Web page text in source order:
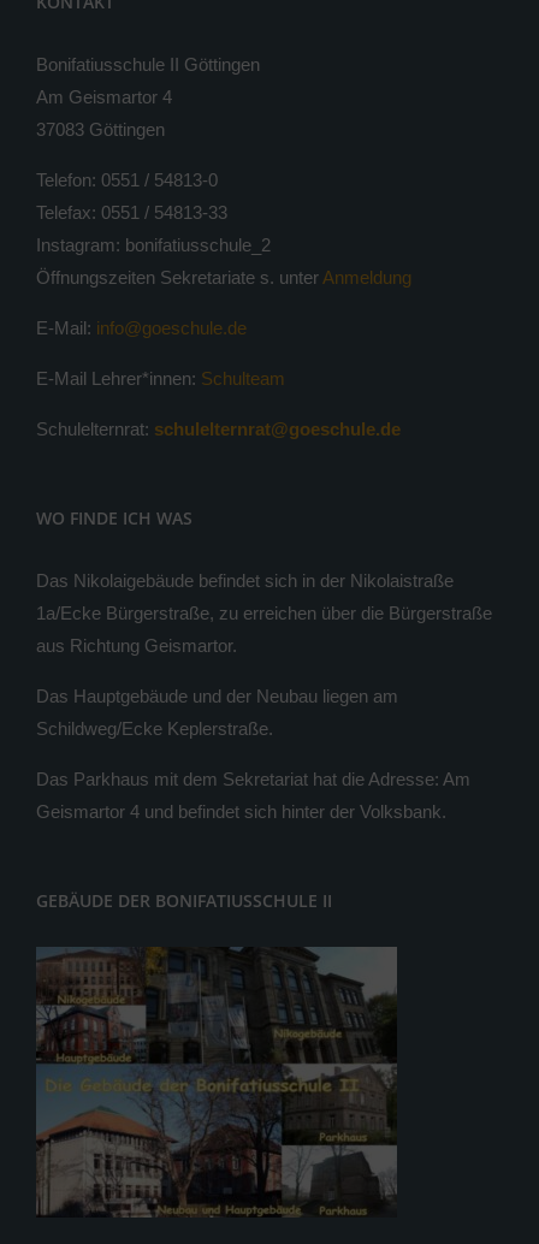
Bonifatiusschule II Göttingen
Am Geismartor 4
37083 Göttingen
Telefon: 0551 / 54813-0
Telefax: 0551 / 54813-33
Instagram: bonifatiusschule_2
Öffnungszeiten Sekretariate s. unter Anmeldung
E-Mail: info@goeschule.de
E-Mail Lehrer*innen: Schulteam
Schulelternrat: schulelternrat@goeschule.de
WO FINDE ICH WAS
Das Nikolaigebäude befindet sich in der Nikolaistraße
1a/Ecke Bürgerstraße, zu erreichen über die Bürgerstraße
aus Richtung Geismartor.
Das Hauptgebäude und der Neubau liegen am
Schildweg/Ecke Keplerstraße.
Das Parkhaus mit dem Sekretariat hat die Adresse: Am
Geismartor 4 und befindet sich hinter der Volksbank.
GEBÄUDE DER BONIFATIUSSCHULE II